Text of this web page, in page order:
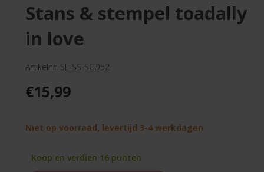
stans & stempel toadally
in love
Artikelnr. SL-SS-SCD52
€15,99
Niet op voorraad, levertijd 3-4 werkdagen
Koop en verdien 16 punten